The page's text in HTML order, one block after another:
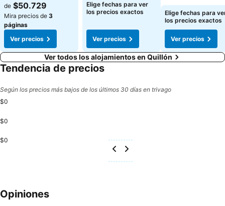
de $50.729
Mira precios de 3
páginas
Ver precios
Elige fechas para ver
los precios exactos
Ver precios
Elige fechas para
los precios exactos
Ver precios
Ver todos los alojamientos en Quillón
Tendencia de precios
Según los precios más bajos de los últimos 30 días en trivago
$0
$0
$0
Opiniones